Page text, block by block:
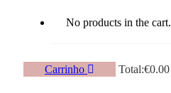
No products in the cart.
Carrinho Total:€0.00